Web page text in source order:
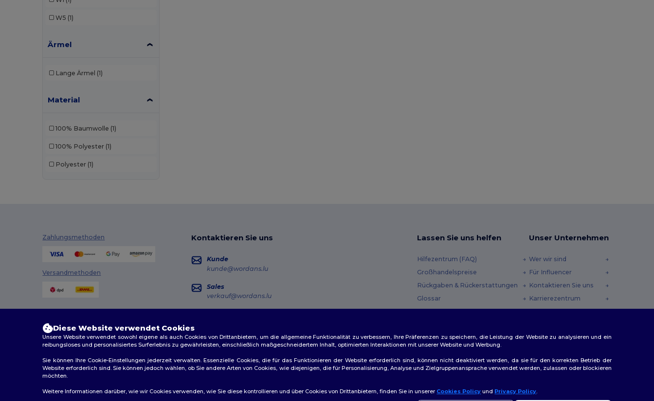
W5 (1)
Ärmel
Lange Ärmel (1)
Material
100% Baumwolle (1)
100% Polyester (1)
Polyester (1)
Zahlungsmethoden
Versandmethoden
Kontaktieren Sie uns
Kunde
kunde@wordans.lu
Sales
verkauf@wordans.lu
Lassen Sie uns helfen
Hilfezentrum (FAQ)
Großhandelspreise
Rückgaben & Rückerstattungen
Glossar
Unser Unternehmen
Wer wir sind
Für Influencer
Kontaktieren Sie uns
Karrierezentrum
2026. Alle Rechte vorbehalten
Diese Website verwendet Cookies
Unsere Website verwendet sowohl eigene als auch Cookies von Drittanbietern, um die allgemeine Funktionalität zu verbessern, Ihre Präferenzen zu speichern, die Leistung der Website zu analysieren und ein
reibungsloses und personalisiertes Surferlebnis zu gewährleisten, einschließlich maßgeschneidertem Inhalt, optimierten Interaktionen mit unserer Website und Werbung.
Sie können Ihre Cookie-Einstellungen jederzeit verwalten. Essenzielle Cookies, die für das Funktionieren der Website erforderlich sind, können nicht deaktiviert werden, da sie für den korrekten Betrieb der
Website erforderlich sind. Sie können jedoch wählen, ob Sie andere Arten von Cookies, wie diejenigen, die für Personalisierung, Analyse und Zielgruppenansprache verwendet werden, zulassen oder blockieren
möchten.
Weitere Informationen darüber, wie wir Cookies verwenden, wie Sie diese kontrollieren und über Cookies von Drittanbietern, finden Sie in unserer Cookies Policy und Privacy Policy.